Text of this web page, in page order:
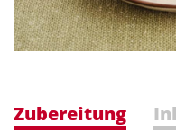
Zubereitung